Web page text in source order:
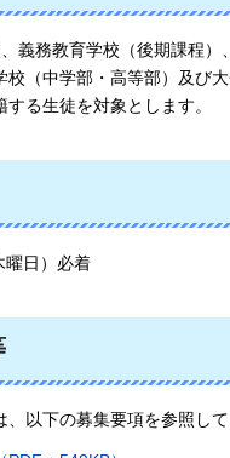
義務教育学校（後期課程）
校（中学部・高等部）及び
る生徒を対象とします。
曜日）必着
以下の募集要項を参照して